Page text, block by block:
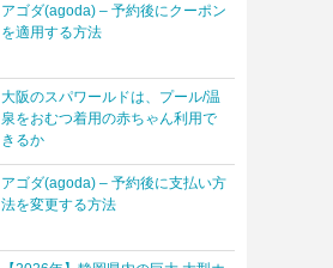
アゴダ(agoda) – 予約後にクーポン
を適用する方法
大阪のスパワールドは、プール/温
泉をおむつ着用の赤ちゃん利用で
きるか
アゴダ(agoda) – 予約後に支払い方
法を変更する方法